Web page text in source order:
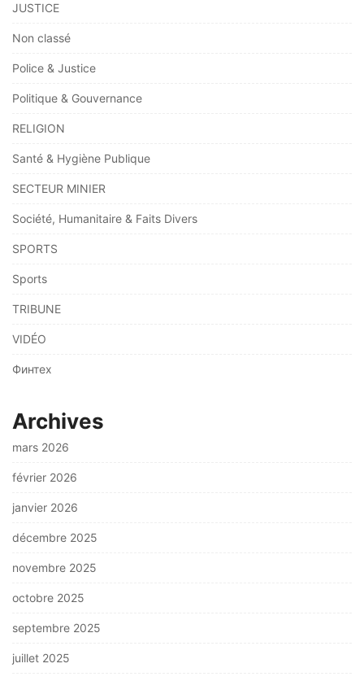
JUSTICE
Non classé
Police & Justice
Politique & Gouvernance
RELIGION
Santé & Hygiène Publique
SECTEUR MINIER
Société, Humanitaire & Faits Divers
SPORTS
Sports
TRIBUNE
VIDÉO
Финтех
Archives
mars 2026
février 2026
janvier 2026
décembre 2025
novembre 2025
octobre 2025
septembre 2025
juillet 2025